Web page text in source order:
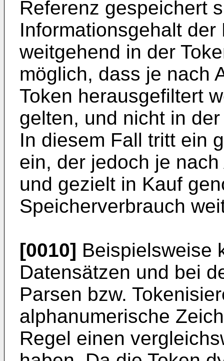
Referenz gespeichert
Informationsgehalt
weitgehend in der
möglich, dass je nach
Token herausgefiltert
gelten, und nicht in
In diesem Fall tritt ein
ein, der jedoch je
und gezielt in Kauf
Speicherverbrauch
[0010] Beispielsweise
Datensätzen und bei
Parsen bzw.
alphanumerische
Regel einen